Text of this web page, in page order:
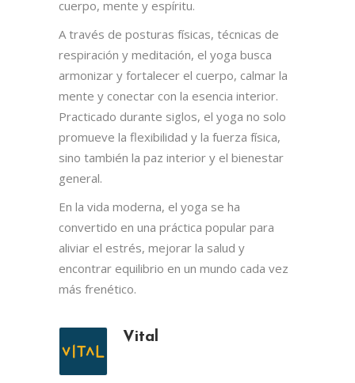
cuerpo, mente y espíritu.
A través de posturas físicas, técnicas de
respiración y meditación, el yoga busca
armonizar y fortalecer el cuerpo, calmar la
mente y conectar con la esencia interior.
Practicado durante siglos, el yoga no solo
promueve la flexibilidad y la fuerza física,
sino también la paz interior y el bienestar
general.
En la vida moderna, el yoga se ha
convertido en una práctica popular para
aliviar el estrés, mejorar la salud y
encontrar equilibrio en un mundo cada vez
más frenético.
Vital